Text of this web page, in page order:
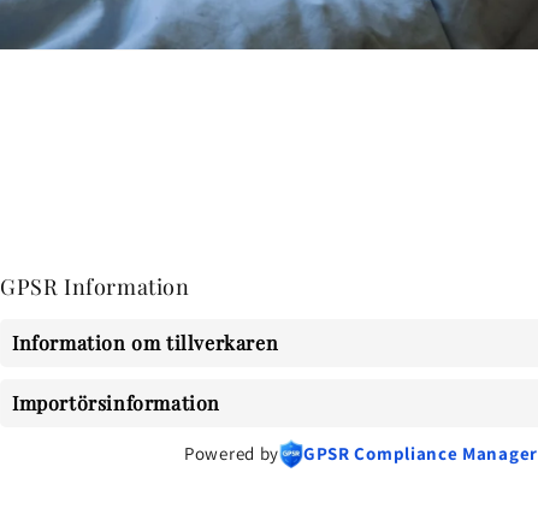
GPSR Information
Information om tillverkaren
Importörsinformation
Powered by GPSR Compliance Manager